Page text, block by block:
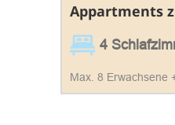
Appartments
4
Max. 8 Erwachsene